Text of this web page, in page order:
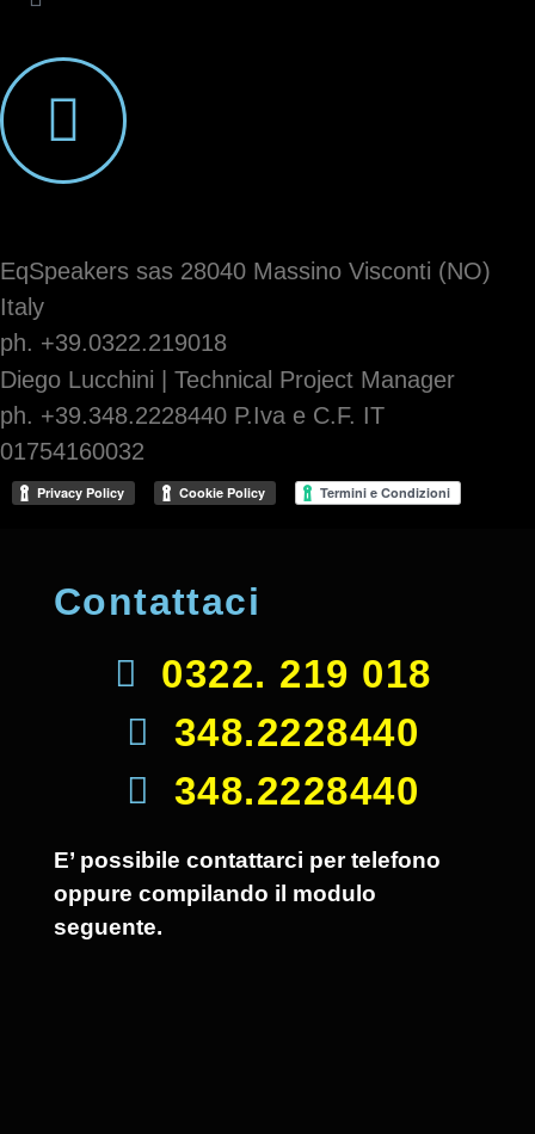
EqSpeakers sas 28040 Massino Visconti (NO)
Italy
ph. +39.0322.219018
Diego Lucchini | Technical Project Manager
ph. +39.348.2228440 P.Iva e C.F. IT
01754160032
Contattaci
0322. 219 018
348.2228440
348.2228440
E’ possibile contattarci per telefono
oppure compilando il modulo
seguente.